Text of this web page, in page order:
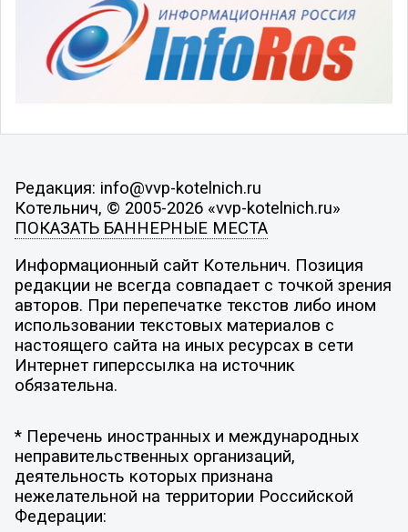
Редакция: info@vvp-kotelnich.ru
Котельнич, © 2005-2026 «vvp-kotelnich.ru»
ПОКАЗАТЬ БАННЕРНЫЕ МЕСТА
Информационный сайт Котельнич. Позиция
редакции не всегда совпадает с точкой зрения
авторов. При перепечатке текстов либо ином
использовании текстовых материалов с
настоящего сайта на иных ресурсах в сети
Интернет гиперссылка на источник
обязательна.
* Перечень иностранных и международных
неправительственных организаций,
деятельность которых признана
нежелательной на территории Российской
Федерации: